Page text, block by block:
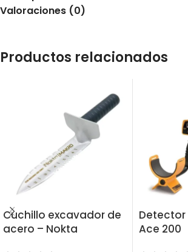
Valoraciones (0)
Productos relacionados
Cuchillo excavador de
acero – Nokta
Ace 200